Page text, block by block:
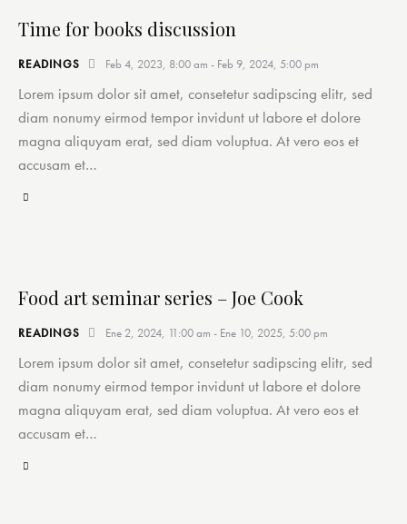
Time for books discussion
READINGS Feb 4, 2023, 8:00 am - Feb 9, 2024, 5:00 pm
Lorem ipsum dolor sit amet, consetetur sadipscing elitr, sed
diam nonumy eirmod tempor invidunt ut labore et dolore
magna aliquyam erat, sed diam voluptua. At vero eos et
accusam et…
Food art seminar series – Joe Cook
READINGS Ene 2, 2024, 11:00 am - Ene 10, 2025, 5:00 pm
Lorem ipsum dolor sit amet, consetetur sadipscing elitr, sed
diam nonumy eirmod tempor invidunt ut labore et dolore
magna aliquyam erat, sed diam voluptua. At vero eos et
accusam et…